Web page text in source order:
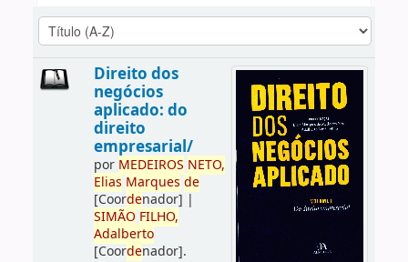
Direito dos
negócios
aplicado: do
direito
empresarial/
por MEDEIROS NETO,
Elias Marques de
[Coordenador] |
SIMÃO FILHO,
Adalberto
[Coordenador].